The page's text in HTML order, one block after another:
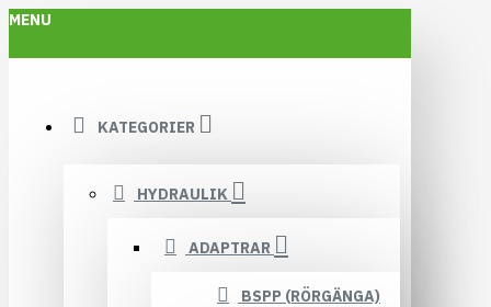
MENU
KATEGORIER
HYDRAULIK
ADAPTRAR
BSPP (RÖRGÄNGA)